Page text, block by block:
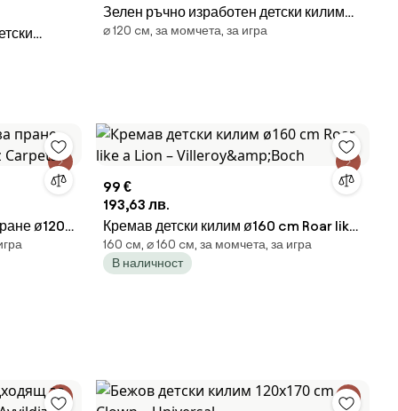
Зелен ръчно изработен детски килим
със смес от вълна ø120 cm Theo DIno –
⌀ 120 cм, за момчета, за игра
ø120
99 €
193,63 лв.
Кремав детски килим ø160 cm Roar like
a Lion – Villeroy&amp;Boch
160 cм, ⌀ 160 cм, за момчета, за игра
В наличност